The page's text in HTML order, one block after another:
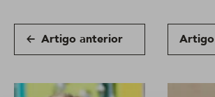
Artigo anterior